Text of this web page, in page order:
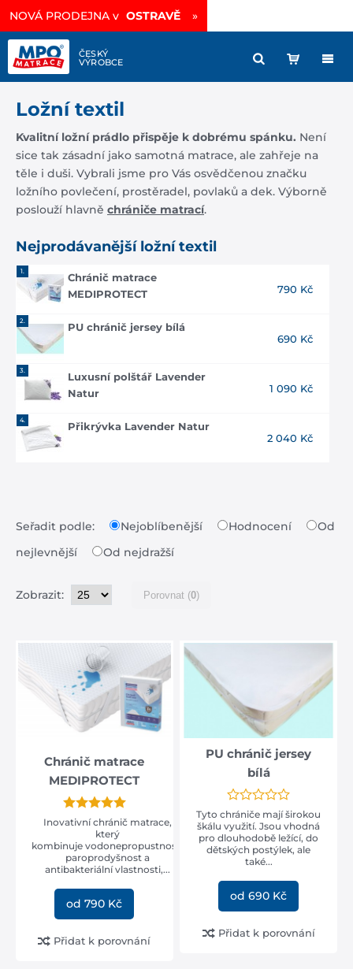
Vysoce prodyšná matrace sleva -35%
Ložní textil
Kvalitní ložní prádlo přispěje k dobrému spánku. Není
sice tak zásadní jako samotná matrace, ale zahřeje na
těle i duši. Vybrali jsme pro Vás osvědčenou značku
ložního povlečení, prostěradel, povlaků a dek. Výborně
poslouží hlavně chrániče matrací.
Nejprodávanějšíložní textil
1.
Chránič matrace
MEDIPROTECT
790 Kč
2.
PU chránič jersey bílá
690 Kč
3.
Luxusní polštář Lavender
Natur
1 090 Kč
4.
Přikrývka Lavender Natur
2 040 Kč
Seřadit podle: Nejoblíbenější Hodnocení
Od
nejlevnější
Od nejdražší
Zobrazit: Porovnat (0)
Chránič matrace
MEDIPROTECT
Inovativní chránič matrace,
který
kombinuje vodonepropustnost,
paroprodyšnost a
antibakteriální vlastnosti,...
od 790 Kč
Přidat k porovnání
PU chránič jersey
bílá
Tyto chrániče mají širokou
škálu využití. Jsou vhodná
pro dlouhodobě ležící, do
dětských postýlek, ale
také...
od 690 Kč
Přidat k porovnání